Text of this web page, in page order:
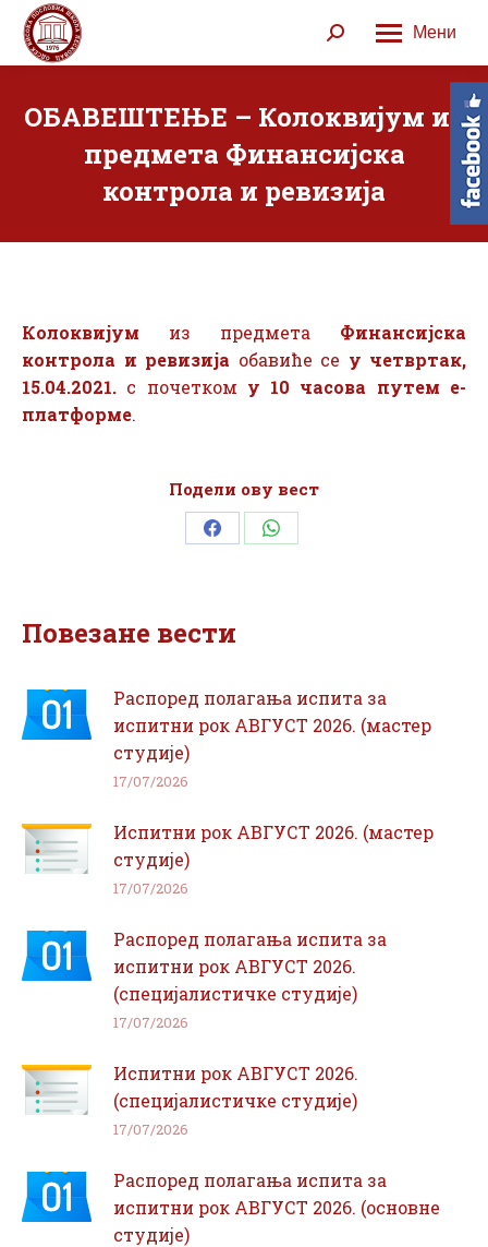
Мени
Search:
ОБАВЕШТЕЊЕ – Колоквијум из
предмета Финансијска
контрола и ревизија
Колоквијум из предмета Финансијска
контрола и ревизија обавиће се у четвртак,
15.04.2021. с почетком у 10 часова путем е-
платформе.
Подели ову вест
Share Share
Повезане вести
Распоред полагања испита за
испитни рок АВГУСТ 2026. (мастер
студије)
17/07/2026
Испитни рок АВГУСТ 2026. (мастер
студије)
17/07/2026
Распоред полагања испита за
испитни рок АВГУСТ 2026.
(специјалистичке студије)
17/07/2026
Испитни рок АВГУСТ 2026.
(специјалистичке студије)
17/07/2026
Распоред полагања испита за
испитни рок АВГУСТ 2026. (основне
студије)